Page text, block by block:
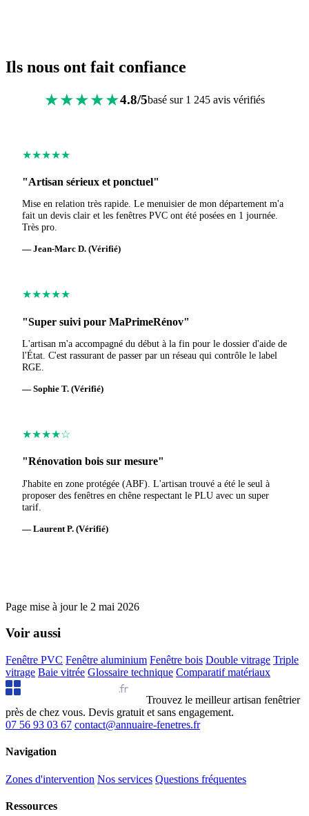
Ils nous ont fait confiance
★★★★★4.8/5basé sur 1 245 avis vérifiés
★★★★★
"Artisan sérieux et ponctuel"
Mise en relation très rapide. Le menuisier de mon département m'a
fait un devis clair et les fenêtres PVC ont été posées en 1 journée.
Très pro.
— Jean-Marc D. (Vérifié)
★★★★★
"Super suivi pour MaPrimeRénov"
L'artisan m'a accompagné du début à la fin pour le dossier d'aide de
l'État. C'est rassurant de passer par un réseau qui contrôle le label
RGE.
— Sophie T. (Vérifié)
★★★★☆
"Rénovation bois sur mesure"
J'habite en zone protégée (ABF). L'artisan trouvé a été le seul à
proposer des fenêtres en chêne respectant le PLU avec un super
tarif.
— Laurent P. (Vérifié)
Page mise à jour le 2 mai 2026
Voir aussi
Fenêtre PVC Fenêtre aluminium Fenêtre bois Double vitrage Triple
vitrage Baie vitrée Glossaire technique Comparatif matériaux
Annuaire Fenêtres.fr
Trouvez le meilleur artisan fenêtrier
près de chez vous. Devis gratuit et sans engagement.
07 56 93 03 67 contact@annuaire-fenetres.fr
Navigation
Zones d'intervention Nos services Questions fréquentes
Ressources